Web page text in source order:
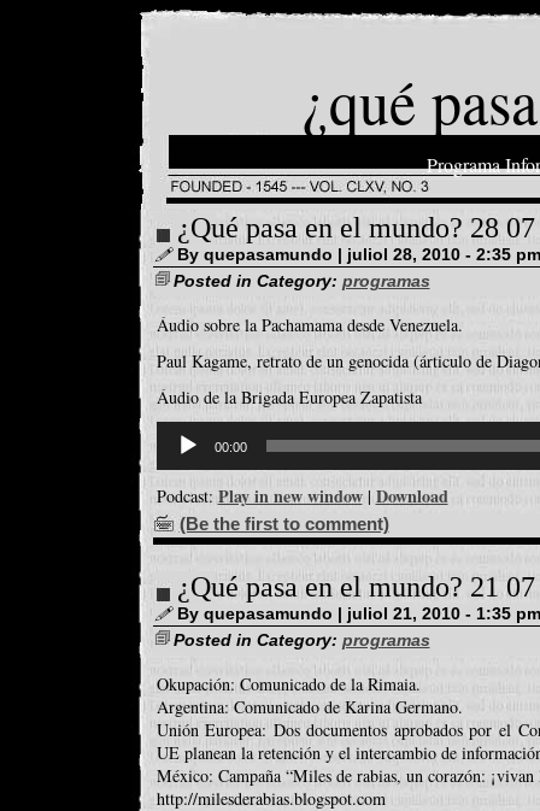
¿qué
Programa
¿Qué pasa en el mundo? 28
By quepasamundo | juliol 28, 2010 - 2:35 pm
Posted in Category: programas
Áudio sobre la Pachamama desde Venezuela.
Paul Kagame, retrato de un genocida (árticulo de
Áudio de la Brigada Europea Zapatista
d'àudio
00:00
Podcast: Play in new window| Download
(Be the first to comment)
¿Qué pasa en el mundo? 21
By quepasamundo | juliol 21, 2010 - 1:35 pm
Posted in Category: programas
Okupación: Comunicado de la Rimaia.
Argentina: Comunicado de Karina Germano.
Unión Europea: Dos documentos aprobados por el
UE planean la retención y el intercambio de
México: Campaña “Miles de rabias, un corazón: ¡vivan
http://milesderabias.blogspot.com